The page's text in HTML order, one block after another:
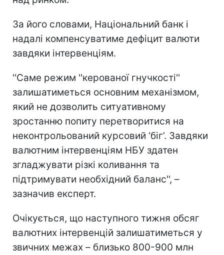
За його словами, Національний банк і
надалі компенсуватиме дефіцит валюти
завдяки інтервенціям.
''Саме режим ''керованої гнучкості''
залишатиметься основним механізмом,
який не дозволить ситуативному
зростанню попиту перетворитися на
неконтрольований курсовий ‘біг’. Завдяки
валютним інтервенціям НБУ здатен
згладжувати різкі коливання та
підтримувати необхідний баланс'', –
зазначив експерт.
Очікується, що наступного тижня обсяг
валютних інтервенцій залишатиметься у
звичних межах – близько 800-900 млн